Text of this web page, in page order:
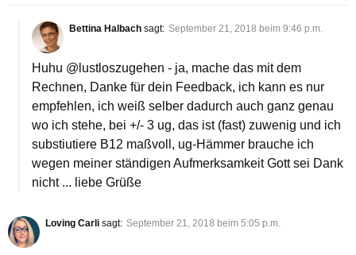
Bettina Halbach sagt: September 21, 2018 beim 9:46 p.m.
Huhu @lustloszugehen - ja, mache das mit dem
Rechnen, Danke für dein Feedback, ich kann es nur
empfehlen, ich weiß selber dadurch auch ganz genau
wo ich stehe, bei +/- 3 ug, das ist (fast) zuwenig und ich
substiutiere B12 maßvoll, ug-Hämmer brauche ich
wegen meiner ständigen Aufmerksamkeit Gott sei Dank
nicht ... liebe Grüße
Loving Carli sagt: September 21, 2018 beim 5:05 p.m.